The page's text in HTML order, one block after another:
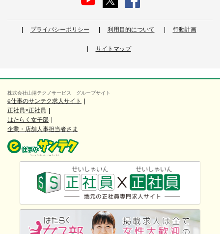
プライバシーポリシー 利用目的について 行動計画
サイトマップ
株式会社山陽テクノサービス グループサイト
e仕事のサンテク求人サイト
正社員×正社員
はたらく女子部
企業・店舗人事担当者さま